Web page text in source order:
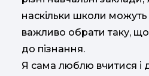
наскільки школи можуть
важливо обрати таку,
до пізнання.
Я сама люблю вчитися і